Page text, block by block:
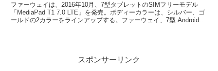
ファーウェイは、2016年10月、7型タブレットのSIMフリーモデル
「MediaPad T1 7.0 LTE」を発売。ボディーカラーは、シルバー、ゴ
ールドの2カラーをラインアップする。ファーウェイ、7型 Android
スポンサーリンク